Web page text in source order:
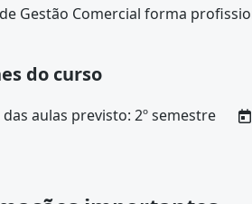
Gestão Comercial forma
preço e melhor mercado
comercial tanto em empresas
trabalhar como autônomo,
do curso
aulas previsto: 2º semestre